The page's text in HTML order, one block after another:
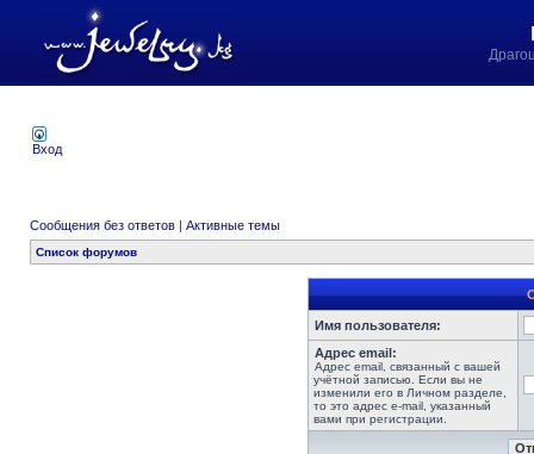
Вход
Сообщения без ответов | Активные темы
Список форумов
Имя пользователя:
Адрес email:
Адрес email, связанный с вашей
учётной записью. Если вы не
изменили его в Личном разделе,
то это адрес e-mail, указанный
вами при регистрации.